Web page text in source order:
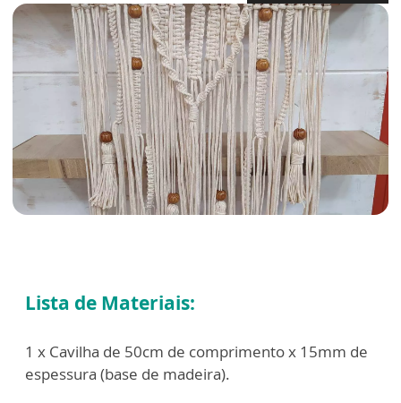
Lista de Materiais:
1 x Cavilha de 50cm de comprimento x 15mm de
espessura (base de madeira).